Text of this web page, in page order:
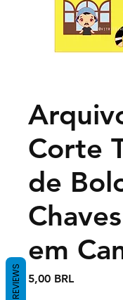
Corte
de
em
5,00 BRLЦена
REVIEWS